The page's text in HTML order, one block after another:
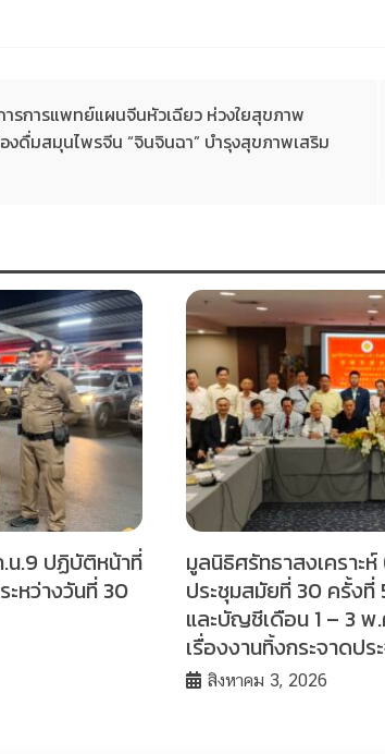
รการแพทย์แผนจีนหัวเฉียว ห่วงใยสุขภาพ
ดื่มสมุนไพรจีน “จินจินฉา” บำรุงสุขภาพเสริม
.9 ปฏิบัติหน้าที่
ะหว่างวันที่ 30
มูลนิธิศรัทธาสงเคราะ
ประชุมสมัยที่ 30 ครั้งที่
และบัญชีเดือน 1 – 3 พ
เรื่องงานทิ้งกระจาดปร
สิงหาคม 3, 2026